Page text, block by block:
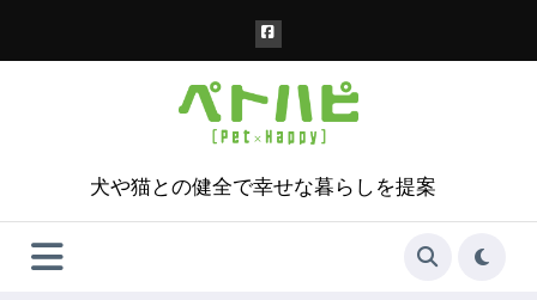
犬や猫との健全で幸せな暮らしを提案